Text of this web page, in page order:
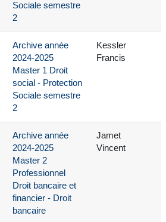
Sociale semestre
2
Archive année
2024-2025
Master 1 Droit
social - Protection
Sociale semestre
2
Kessler
Francis
Archive année
2024-2025
Master 2
Professionnel
Droit bancaire et
financier - Droit
bancaire
Jamet
Vincent